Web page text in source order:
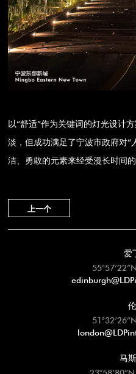
以“舒适”作为关键词的灯光设计
淡，但成功满足了宁波市政府对“
洁、勇敢的元素来经受漫长时间的
上一个
爱
马